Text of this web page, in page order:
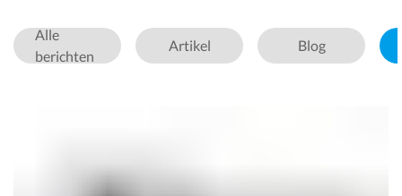
Alle
berichten
Artikel Blog